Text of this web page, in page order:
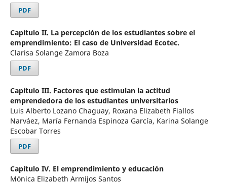
PDF
Capítulo II. La percepción de los estudiantes sobre el
emprendimiento: El caso de Universidad Ecotec.
Clarisa Solange Zamora Boza
PDF
Capítulo III. Factores que estimulan la actitud
emprendedora de los estudiantes universitarios
Luis Alberto Lozano Chaguay, Roxana Elizabeth Fiallos
Narváez, María Fernanda Espinoza García, Karina Solange
Escobar Torres
PDF
Capítulo IV. El emprendimiento y educación
Mónica Elizabeth Armijos Santos